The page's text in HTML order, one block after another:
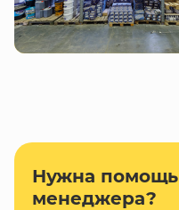
Нужна помощь
менеджера?